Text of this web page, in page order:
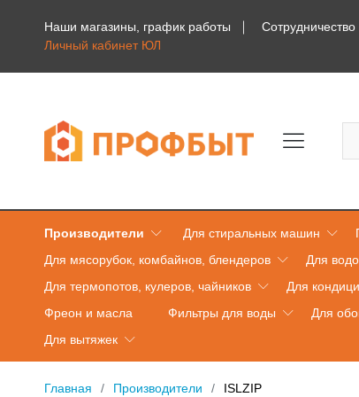
Наши магазины, график работы Сотрудничество
Личный кабинет ЮЛ
Производители Для стиральных машин
Для мясорубок, комбайнов, блендеров
Для
Для термопотов, кулеров, чайников
Для
Фреон и масла
Фильтры для воды Для
Для вытяжек
Главная Производители ISLZIP